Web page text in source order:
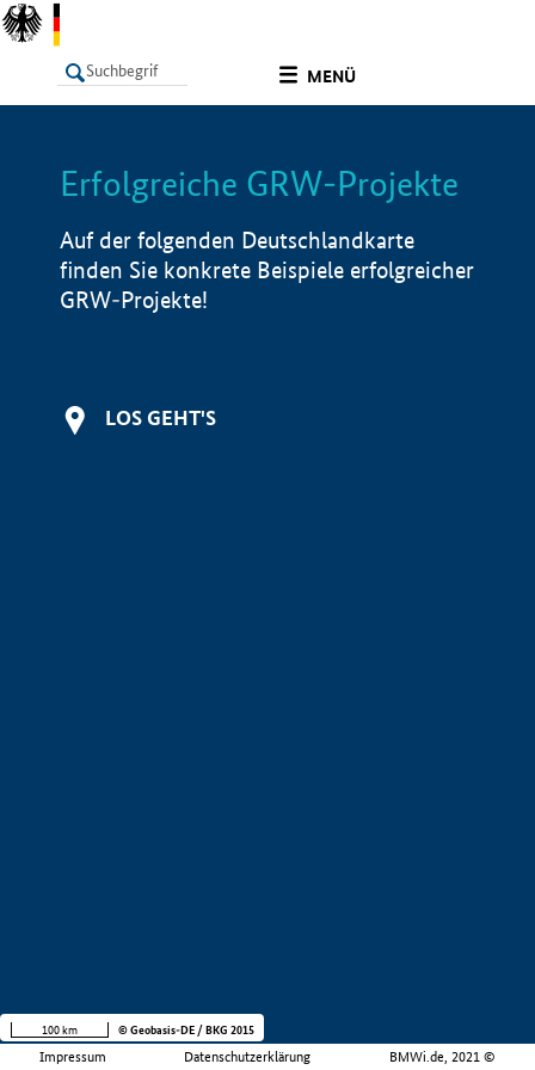
MENÜ
LISTE Info
Erfolgreiche GRW-Projekte
Auf der folgenden Deutschlandkarte
finden Sie konkrete Beispiele erfolgreicher
GRW-Projekte!
LOS GEHT'S
Impressum Datenschutzerklärung BMWi.de, 2021 ©
100 km © Geobasis-DE / BKG 2015